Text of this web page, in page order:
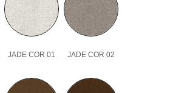
JADE COR 01 JADE COR 02